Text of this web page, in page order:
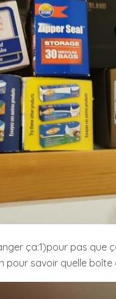
ça:1)pour pas que
pour savoir quelle boîte